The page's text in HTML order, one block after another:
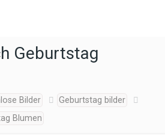
Geburtstag
Bilder
Geburtstag bilder
Blumen